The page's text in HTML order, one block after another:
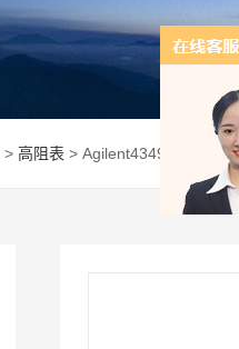
> 高阻表 > Agilent4349B高阻表